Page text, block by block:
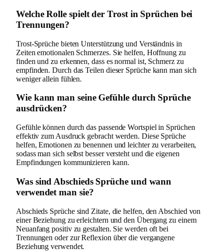
Welche Rolle spielt der Trost in Sprüchen bei
Trennungen?
Trost-Sprüche bieten Unterstützung und Verständnis in
Zeiten emotionalen Schmerzes. Sie helfen, Hoffnung zu
finden und zu erkennen, dass es normal ist, Schmerz zu
empfinden. Durch das Teilen dieser Sprüche kann man sich
weniger allein fühlen.
Wie kann man seine Gefühle durch Sprüche
ausdrücken?
Gefühle können durch das passende Wortspiel in Sprüchen
effektiv zum Ausdruck gebracht werden. Diese Sprüche
helfen, Emotionen zu benennen und leichter zu verarbeiten,
sodass man sich selbst besser versteht und die eigenen
Empfindungen kommunizieren kann.
Was sind Abschieds Sprüche und wann
verwendet man sie?
Abschieds Sprüche sind Zitate, die helfen, den Abschied von
einer Beziehung zu erleichtern und den Übergang zu einem
Neuanfang positiv zu gestalten. Sie werden oft bei
Trennungen oder zur Reflexion über die vergangene
Beziehung verwendet.